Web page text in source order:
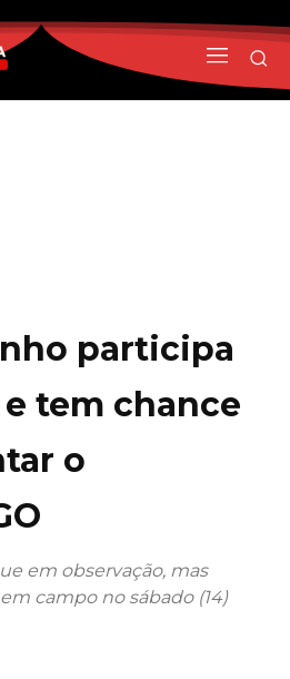
participa
tem chance
o
em observação, mas
campo no sábado (14)